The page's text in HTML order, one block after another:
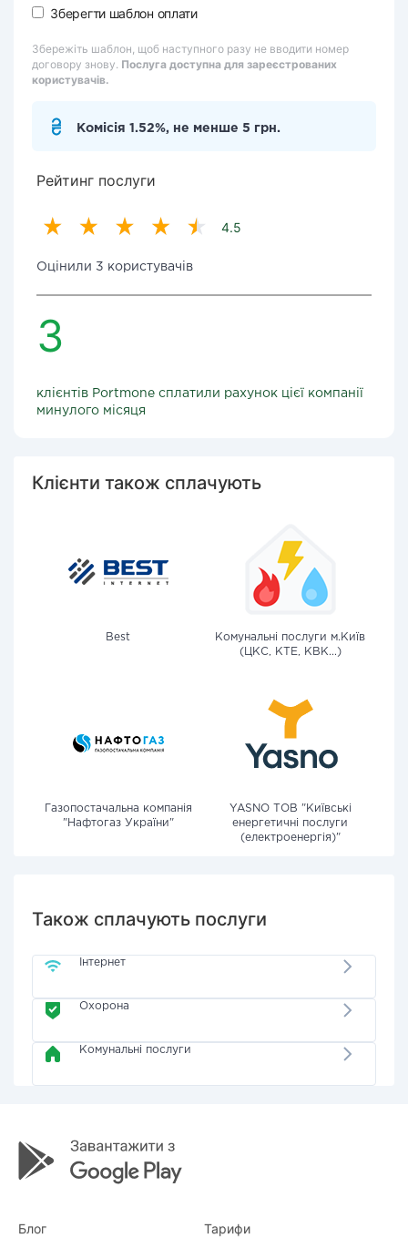
Зберегти шаблон оплати
Збережіть шаблон, щоб наступного разу не вводити номер
договору знову. Послуга доступна для зареєстрованих
користувачів.
Комісія 1.52%, не менше 5 грн.
Рейтинг послуги
4.5
Оцінили 3 користувачів
3
клієнтів Portmone сплатили рахунок цієї компанії
минулого місяця
Клієнти також сплачують
Best
Комунальні послуги м.Київ
(ЦКС, КТЕ, КВК...)
Газопостачальна компанія
"Нафтогаз України"
YASNO ТОВ "Київські
енергетичні послуги
(електроенергія)"
Також сплачують послуги
Інтернет
Охорона
Комунальні послуги
Блог Тарифи